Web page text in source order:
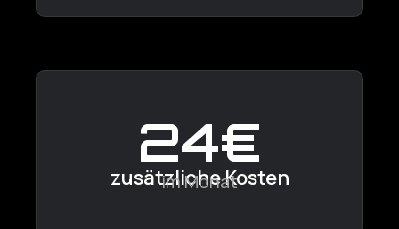
0€
zusätzliche Kosten
im Monat